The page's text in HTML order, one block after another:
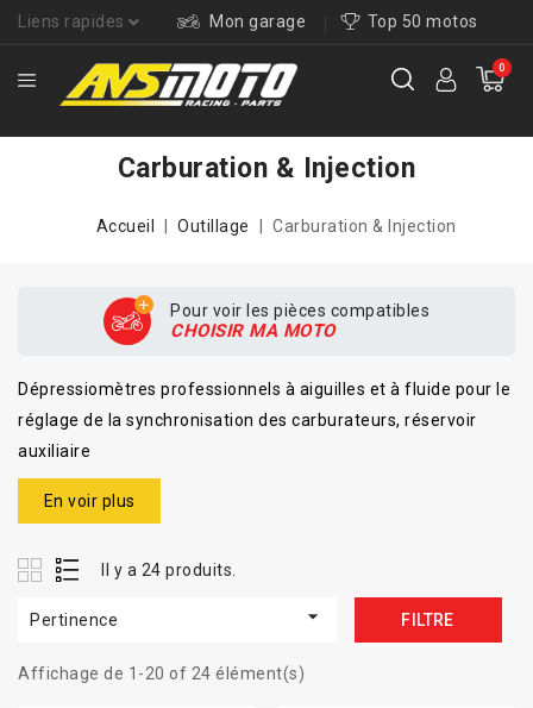
Liens rapides Mon garage Top 50 motos
0
Carburation & Injection
Accueil Outillage Carburation & Injection
Pour voir les pièces compatibles
CHOISIR MA MOTO
Dépressiomètres professionnels à aiguilles et à fluide pour le
réglage de la synchronisation des carburateurs, réservoir
auxiliaire
En voir plus
Il y a 24 produits.
Pertinence  FILTRE
Affichage de 1-20 of 24 élément(s)